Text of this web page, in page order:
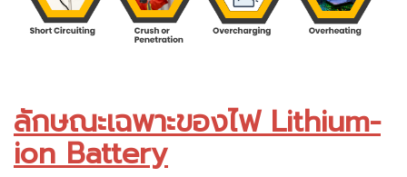
ลักษณะเฉพาะของไฟ Lithium-
ion Battery